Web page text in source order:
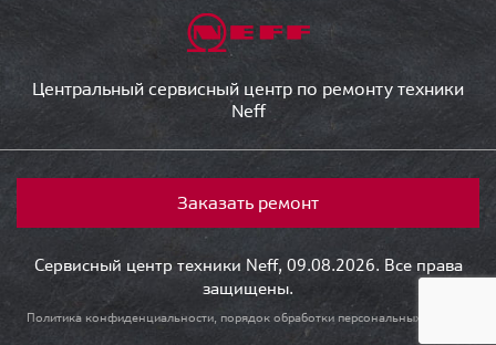
Центральный сервисный центр по ремонту техники
Neff
Заказать ремонт
Сервисный центр техники Neff, 09.08.2026. Все права
защищены.
Политика конфиденциальности, порядок обработки персональных данных